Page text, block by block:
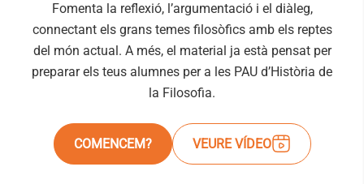
Fomenta la reflexió, l’argumentació i el diàleg,
connectant els grans temes filosòfics amb els reptes
del món actual. A més, el material ja està pensat per
preparar els teus alumnes per a les PAU d’Història de
la Filosofia.
COMENCEM? VEURE VÍDEO